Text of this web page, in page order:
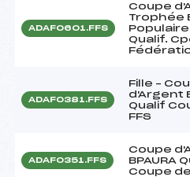
ADAF0601.FFS
Coupe
Trophée
Populaire
Qualif.
ADAF0381.FFS
Fille –
d'Argent
Qualif
FFS
ADAF0351.FFS
Coupe
BPAURA
Coupe de